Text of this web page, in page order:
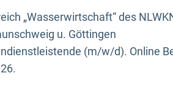
„Wasserwirtschaft“ des
u. Göttingen
(m/w/d). Online